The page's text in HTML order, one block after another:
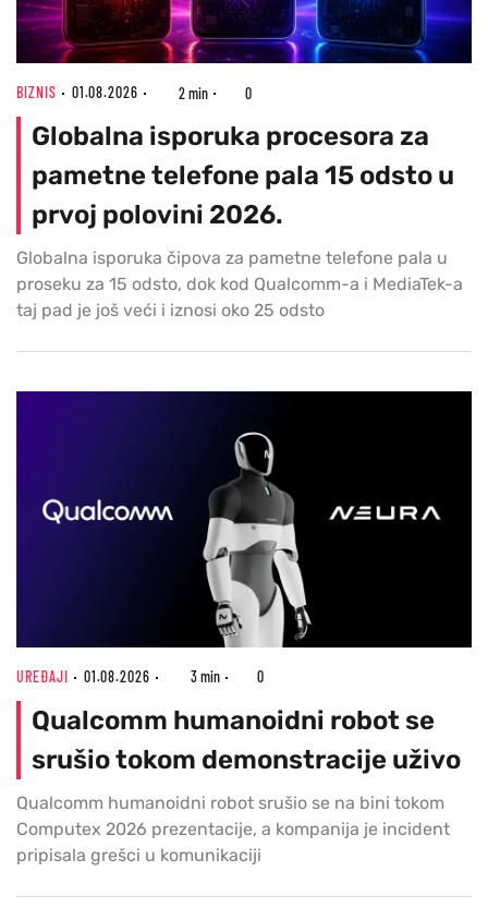
BIZNIS 01.08.2026 2 min 0
Globalna isporuka procesora za
pametne telefone pala 15 odsto u
prvoj polovini 2026.
Globalna isporuka čipova za pametne telefone pala u
proseku za 15 odsto, dok kod Qualcomm-a i MediaTek-a
taj pad je još veći i iznosi oko 25 odsto
UREĐAJI 01.08.2026 3 min 0
Qualcomm humanoidni robot se
srušio tokom demonstracije uživo
Qualcomm humanoidni robot srušio se na bini tokom
Computex 2026 prezentacije, a kompanija je incident
pripisala grešci u komunikaciji